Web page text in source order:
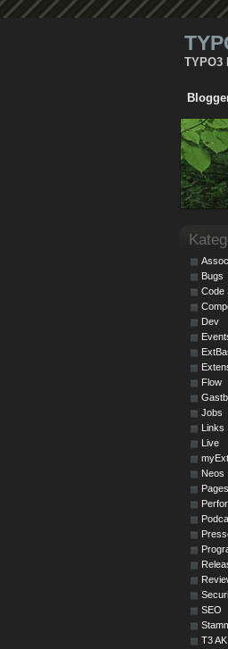
TYPO3
Bugs
Code
Dev
Flow
Jobs
Links
Live
myExt
Neos
Pages
SEO
T3